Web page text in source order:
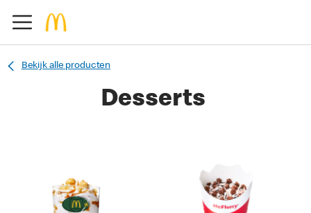
Bekijk alle producten
Desserts